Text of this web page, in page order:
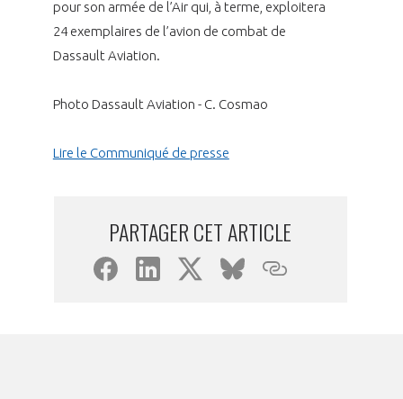
COMMISSIONS ET COMITÉS
POURQUOI DEVENIR MEMBRE ?
LE MÉDIATEUR DE LA FILIÈRE AÉRONAUTIQUE ET SPATIALE
CLIENTS ET FOURNISSEURS
LA MÉDIATION AU-DELÀ DE LA FILIÈRE AÉRONAUTIQUE ET SPATIALE
L'OBSERVATOIRE
CHIFFRES CLÉS
COMPÉTITIVITÉ
EMPLOI & FORMATION
LES PUBLICATIONS
DOCUMENTS & BROCHURES
pour son armée de l’Air qui, à terme, exploitera
24 exemplaires de l’avion de combat de
Dassault Aviation.
Photo Dassault Aviation - C. Cosmao
Lire le Communiqué de presse
PARTAGER CET ARTICLE
programmes ...
DEMANDE D’ADHÉSION